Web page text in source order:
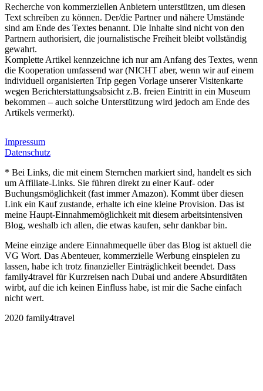
Recherche von kommerziellen Anbietern unterstützen, um diesen
Text schreiben zu können. Der/die Partner und nähere Umstände
sind am Ende des Textes benannt. Die Inhalte sind nicht von den
Partnern authorisiert, die journalistische Freiheit bleibt vollständig
gewahrt.
Komplette Artikel kennzeichne ich nur am Anfang des Textes, wenn
die Kooperation umfassend war (NICHT aber, wenn wir auf einem
individuell organisierten Trip gegen Vorlage unserer Visitenkarte
wegen Berichterstattungsabsicht z.B. freien Eintritt in ein Museum
bekommen – auch solche Unterstützung wird jedoch am Ende des
Artikels vermerkt).
Impressum
Datenschutz
* Bei Links, die mit einem Sternchen markiert sind, handelt es sich
um Affiliate-Links. Sie führen direkt zu einer Kauf- oder
Buchungsmöglichkeit (fast immer Amazon). Kommt über diesen
Link ein Kauf zustande, erhalte ich eine kleine Provision. Das ist
meine Haupt-Einnahmemöglichkeit mit diesem arbeitsintensiven
Blog, weshalb ich allen, die etwas kaufen, sehr dankbar bin.
Meine einzige andere Einnahmequelle über das Blog ist aktuell die
VG Wort. Das Abenteuer, kommerzielle Werbung einspielen zu
lassen, habe ich trotz finanzieller Einträglichkeit beendet. Dass
family4travel für Kurzreisen nach Dubai und andere Absurditäten
wirbt, auf die ich keinen Einfluss habe, ist mir die Sache einfach
nicht wert.
2020 family4travel